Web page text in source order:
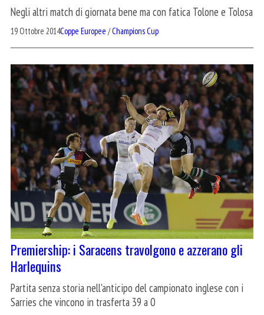
Negli altri match di giornata bene ma con fatica Tolone e Tolosa
19 Ottobre 2014Coppe Europee /Champions Cup
Premiership: i Saracens travolgono e azzerano gli
Harlequins
Partita senza storia nell'anticipo del campionato inglese con i
Sarries che vincono in trasferta 39 a 0